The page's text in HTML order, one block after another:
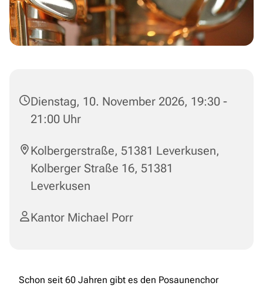
Dienstag, 10. November 2026, 19:30 -
21:00 Uhr
Kolbergerstraße, 51381 Leverkusen,
Kolberger Straße 16, 51381
Leverkusen
Kantor Michael Porr
Schon seit 60 Jahren gibt es den Posaunenchor